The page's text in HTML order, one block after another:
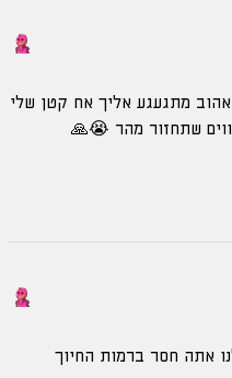
מתגעגע אליך אח קטן שלי
שתחזור מהר 😭🙏
אתה חסר ברמות החיוך